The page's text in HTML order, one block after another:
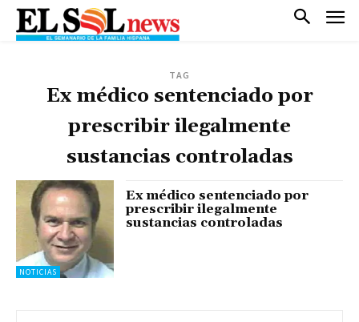
TAG
Ex médico sentenciado por
prescribir ilegalmente
sustancias controladas
NOTICIAS
Ex médico sentenciado por
prescribir ilegalmente
sustancias controladas